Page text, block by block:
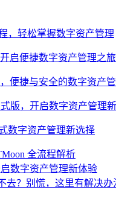
，轻松掌握数字资产管理
启便捷数字资产管理之旅
便捷与安全的数字资产
式版，开启数字资产管理
数字资产管理新选择
全流程解析
数字资产管理新体验
去？别慌，这里有解决办